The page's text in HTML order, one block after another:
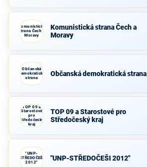
Komunistická
strana Čech a
Moravy
Komunistická strana Čech a
Moravy
Občanská
demokratická
strana
Občanská demokratická strana
TOP 09 a
Starostové
pro
Středočeský
kraj
TOP 09 a Starostové pro
Středočeský kraj
"UNP-
STŘEDOČEŠI
2012"
"UNP-STŘEDOČEŠI 2012"